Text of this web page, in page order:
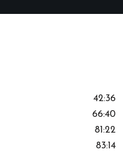
42:36
66:40
81:22
83:14